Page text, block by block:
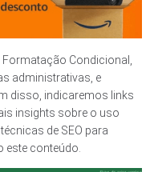
Condicional,
administrativas, e
disso, indicaremos links
insights sobre o uso
de SEO para
este conteúdo.